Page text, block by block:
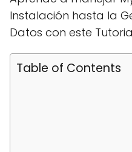
Instalación hasta la
Datos con este
Table of Contents